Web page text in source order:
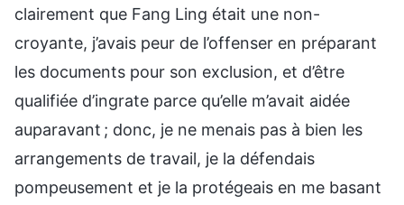
clairement que Fang Ling était une non-
croyante, j’avais peur de l’offenser en préparant
les documents pour son exclusion, et d’être
qualifiée d’ingrate parce qu’elle m’avait aidée
auparavant ; donc, je ne menais pas à bien les
arrangements de travail, je la défendais
pompeusement et je la protégeais en me basant